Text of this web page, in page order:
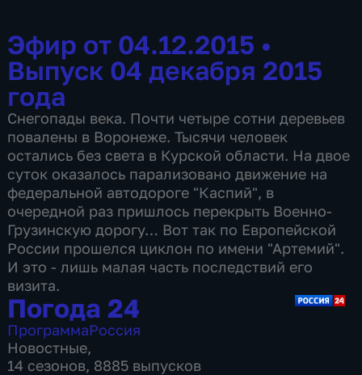
Эфир от 04.12.2015 •
Выпуск 04 декабря 2015
года
Снегопады века. Почти четыре сотни деревьев
повалены в Воронеже. Тысячи человек
остались без света в Курской области. На двое
суток оказалось парализовано движение на
федеральной автодороге "Каспий", в
очередной раз пришлось перекрыть Военно-
Грузинскую дорогу… Вот так по Европейской
России прошелся циклон по имени "Артемий".
И это - лишь малая часть последствий его
визита.
Погода 24
ПрограммаРоссия
Новостные,
14 сезонов, 8885 выпусков